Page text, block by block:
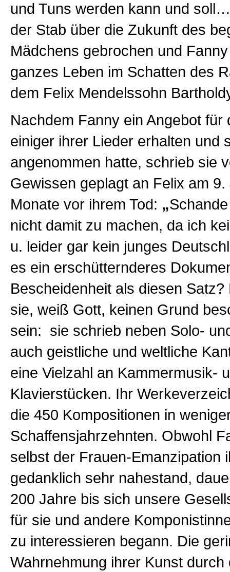
und Tuns werden kann und
der Stab über die Zukunft des
Mädchens gebrochen und
ganzes Leben im Schatten des
dem Felix Mendelssohn
Nachdem Fanny ein Angebot für
einiger ihrer Lieder erhalten und
angenommen hatte, schrieb sie
Gewissen geplagt an Felix am
Monate vor ihrem Tod: „
nicht damit zu machen, da ich
u. leider gar kein junges
es ein erschütternderes
Bescheidenheit als diesen Satz?
sie, weiß Gott, keinen Grund
sein: sie schrieb neben Solo-
auch geistliche und weltliche
eine Vielzahl an Kammermusik-
Klavierstücken. Ihr
die 450 Kompositionen in
Schaffensjahrzehnten. Obwohl
selbst der Frauen-Emanzipation
gedanklich sehr nahestand,
200 Jahre bis sich unsere
für sie und andere
zu interessieren begann. Die
Wahrnehmung ihrer Kunst durch